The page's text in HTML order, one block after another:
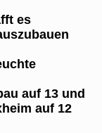
es
auf 13 und
auf 12